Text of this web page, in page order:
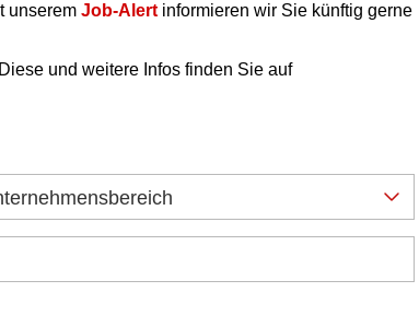
unserem Job-Alert informieren wir Sie künftig gerne
und weitere Infos finden Sie auf